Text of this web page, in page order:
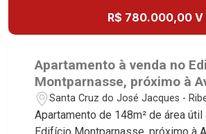
R$ 780.000,00 V
Apartamento à venda no
Montparnasse, próximo à
Portugal - Ribeirão Preto/
Santa Cruz do José Jacques -
Apartamento de 148m² de área útil